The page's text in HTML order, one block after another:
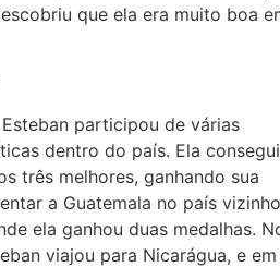
que ela era muito boa
participou de várias
dentro do país. Ela
três melhores, ganhando sua
a Guatemala no país vizinho
ela ganhou duas medalhas.
viajou para Nicarágua, e em